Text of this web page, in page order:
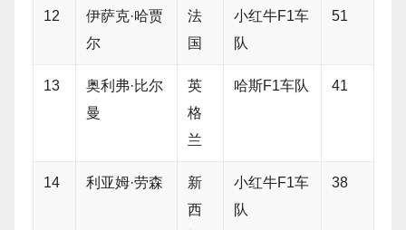
12
伊萨克·哈贾
尔
法
国
小红牛F1车
队
51
13
奥利弗·比尔
曼
英
格
兰
哈斯F1车队 41
14 利亚姆·劳森
新
西
小红牛F1车
队
38